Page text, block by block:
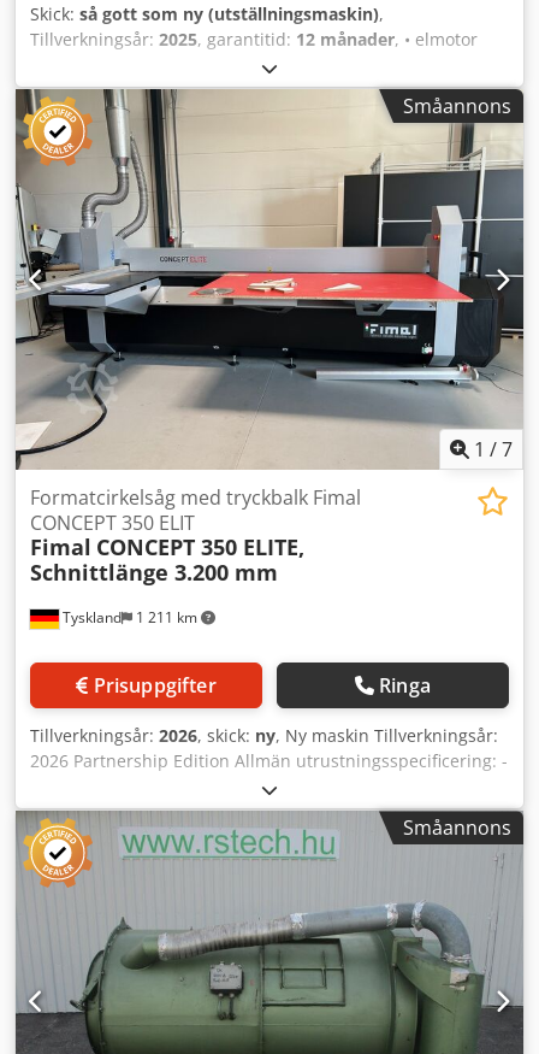
Skick: så gott som ny (utställningsmaskin),
Tillverkningsår: 2025, garantitid: 12 månader, • elmotor
med en effekt på 3 kW • kapacitet för kapning: 103 mm •
avstånd mellan cirkelsågen och parallellstyrningen: 800
mm • längd på skjutbordet: 1100 mm • bredd på
skjutbordet: 350 mm Credpfxjzqz Dpj An Eof • längd på
arbetsbordet: 900 mm • total bredd på bordet: 950 mm
Småannons
1 /7
Tyskland 1 211 km
Formatcirkelsåg med tryckbalk Fimal
CONCEPT 350 ELIT
Fimal CONCEPT 350 ELITE,
Schnittlänge 3.200 mm
Prisuppgifter Ringa
Tillverkningsår: 2026, skick: ny, Ny maskin Tillverkningsår:
2026 Partnership Edition Allmän utrustningsspecificering: -
Aluminium bord för maskin och tillbehör - Sågaggregat
med lutning upp till 46° - Pressbalk inklusive LED-
belysning med 3 olika statusfärger: VIT: Maskinen i viloläge
RÖD: Pressbalken sänks eller nödstoppsfunktion BLÅ:
Sågaggregatet förflyttas, flexibelt användbart stödbord
1.000 x 500 mm - Förskärarsystem via huvudsågbladet
(medstyrd) - Automatisk verkstycksdetektion för
minimerade förflyttningsvägar - Mobil och höjdjusterbar
manöverpanel inklusive: Sågbladsställ, mallhållare,
nödstoppsknapp, startknapp, väljare för
spår-/rift-/sågfunktioner, vridreglage för
Småannons